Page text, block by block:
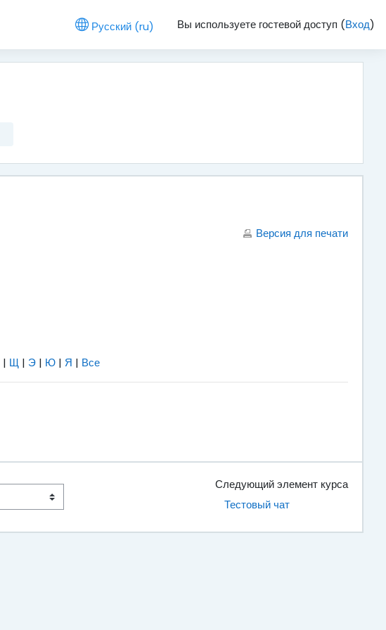
Русский ‎(ru)‎ Вы используете гостевой доступ (Вход)
Версия для печати
| Щ | Э | Ю | Я | Все
Следующий элемент курса
Тестовый чат